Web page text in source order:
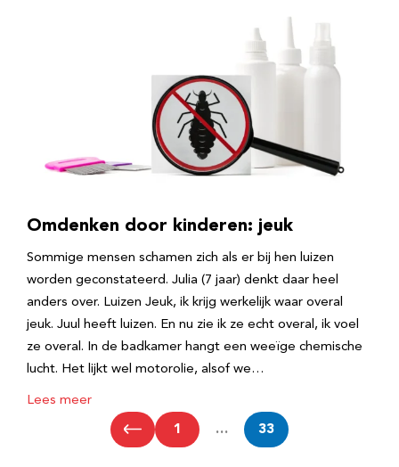
Omdenken door kinderen: jeuk
Sommige mensen schamen zich als er bij hen luizen
worden geconstateerd. Julia (7 jaar) denkt daar heel
anders over. Luizen Jeuk, ik krijg werkelijk waar overal
jeuk. Juul heeft luizen. En nu zie ik ze echt overal, ik voel
ze overal. In de badkamer hangt een weeïge chemische
lucht. Het lijkt wel motorolie, alsof we…
Lees meer
1 … 33